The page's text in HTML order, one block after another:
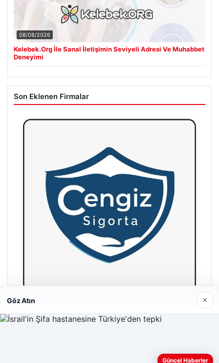
08/08/2026
Kelebek.Org İle Sanal İletişimin Seviyeli Adresi Ve Muhabbet
Deneyimi
Son Eklenen Firmalar
Hastaş Beton
26/05/2026
Web sitemizi nasıl kullandığınızı daha iyi anlayabilmek,
Göz Atın ×
Güncel Haberler